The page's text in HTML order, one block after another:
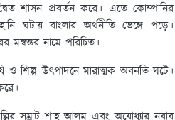
শাসন প্রবর্তন করে। এতে কোম্পানির
ঘটায় বাংলার অর্থনীতি ভেঙ্গে পড়ে।
মন্বন্তর নামে পরিচিত।
শিল্প উৎপাদনে মারাত্মক অবনতি ঘটে।